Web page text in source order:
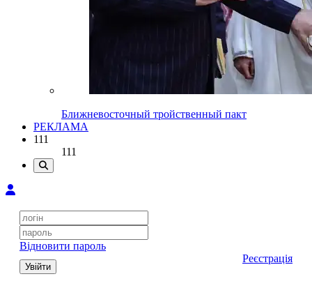
Ближневосточный тройственный пакт
РЕКЛАМА
111
111
Відновити пароль
Увійти
Реєстрація